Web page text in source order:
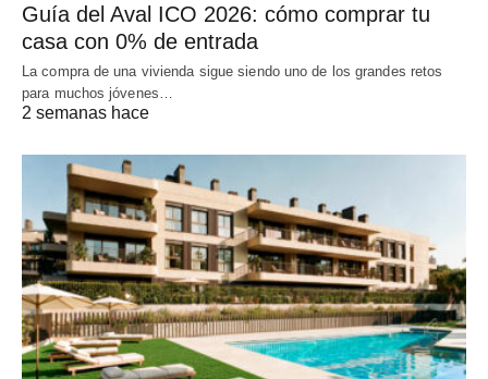
Guía del Aval ICO 2026: cómo comprar tu
casa con 0% de entrada
La compra de una vivienda sigue siendo uno de los grandes retos
para muchos jóvenes…
2 semanas hace